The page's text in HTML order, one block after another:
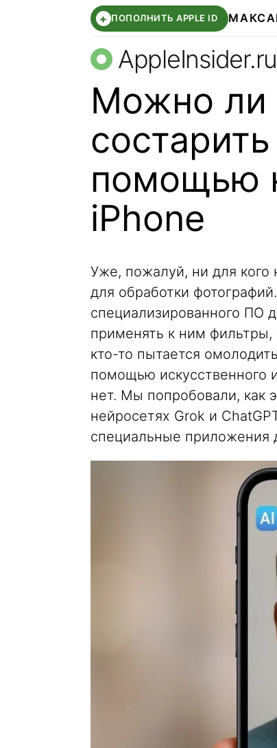
+ ПОПОЛНИТЬ APPLE ID МАКС
AppleInsider.ru
Можно ли
помощью
iPhone
Уже, пожалуй, ни для кого
для обработки
специализированного ПО
применять к ним фильтры,
кто-то пытается
помощью искусственного
нет. Мы попробовали, как
нейросетях Grok и
специальные приложения